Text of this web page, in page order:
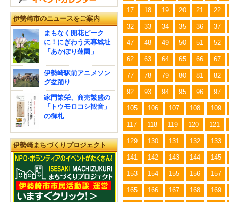
17 18 19 20 21 22
32 33 34 35 36 37
47 48 49 50 51 52
62 63 64 65 66 67
77 78 79 80 81 82
92 93 94 95 96 97
105 106 107 108 109
117 118 119 120 121
129 130 131 132 133
141 142 143 144 145
153 154 155 156 157
165 166 167 168 169
伊勢崎市のニュースをご案内
まもなく開花ピーク
に！にぎわう天幕城址
「あかぼり蓮園」
伊勢崎駅前アニメソン
グ盆踊り
家門繁栄、商売繁盛の
「トウモロコシ観音」
の御札
伊勢崎まちづくりプロジェクト